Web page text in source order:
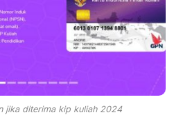
jika diterima kip kuliah 2024